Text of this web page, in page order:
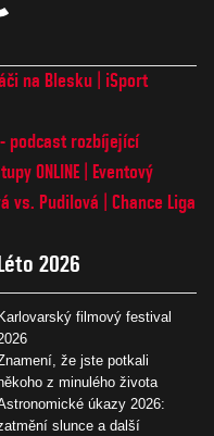
na Blesku
iSport
podcast rozbíjející
ONLINE
Eventový
vs. Pudilová
Chance Liga
2026
Karlovarský filmový festival
že jste potkali
z minulého života
úkazy 2026:
slunce a další